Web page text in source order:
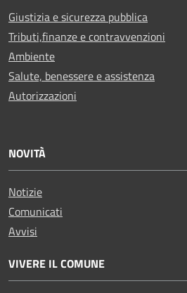
Giustizia e sicurezza pubblica
Tributi,finanze e contravvenzioni
Ambiente
Salute, benessere e assistenza
Autorizzazioni
NOVITÀ
Notizie
Comunicati
Avvisi
VIVERE IL COMUNE